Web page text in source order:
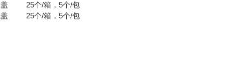
25个/箱，5个/包
25个/箱，5个/包